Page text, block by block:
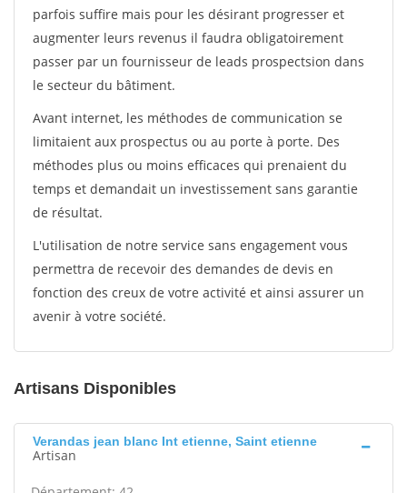
parfois suffire mais pour les désirant progresser et
augmenter leurs revenus il faudra obligatoirement
passer par un fournisseur de leads prospectsion dans
le secteur du bâtiment.
Avant internet, les méthodes de communication se
limitaient aux prospectus ou au porte à porte. Des
méthodes plus ou moins efficaces qui prenaient du
temps et demandait un investissement sans garantie
de résultat.
L'utilisation de notre service sans engagement vous
permettra de recevoir des demandes de devis en
fonction des creux de votre activité et ainsi assurer un
avenir à votre société.
Artisans Disponibles
Verandas jean blanc Int etienne, Saint etienne
Artisan